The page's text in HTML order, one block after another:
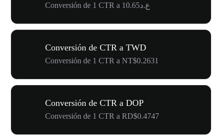
Conversión de 1 CTR a ع.د10.65
Conversión de CTR a TWD
Conversión de 1 CTR a NT$0.2631
Conversión de CTR a DOP
Conversión de 1 CTR a RD$0.4747